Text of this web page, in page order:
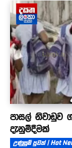
පාසල් නිවාඩුව
දැනුම්දීමක්
උණුසුම් පුවත් | Hot